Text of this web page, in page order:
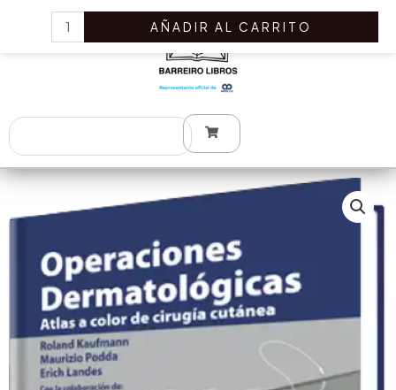
Search
Operaciones
Dermatológicas.
de
Cutánea
3
cantidad
AÑADIR AL CARRITO